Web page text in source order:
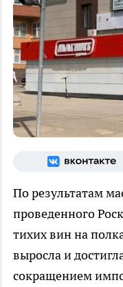
По результатам
проведенного
тихих вин на
выросла и
сокращением